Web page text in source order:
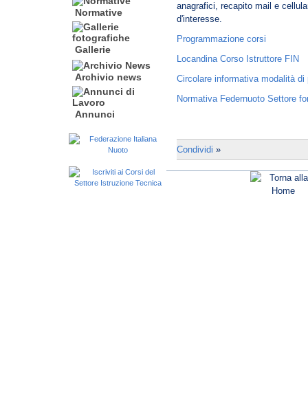
Normative
Gallerie
Archivio news
Annunci
anagrafici, recapito mail e
d'interesse.
Programmazione corsi
Locandina Corso Istruttore FIN
Circolare informativa modalità
Normativa Federnuoto Settore
Condividi »